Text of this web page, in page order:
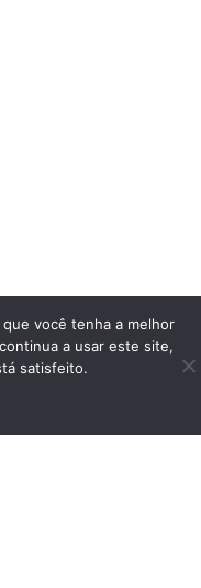
você tenha a melhor
a usar este site,
satisfeito.